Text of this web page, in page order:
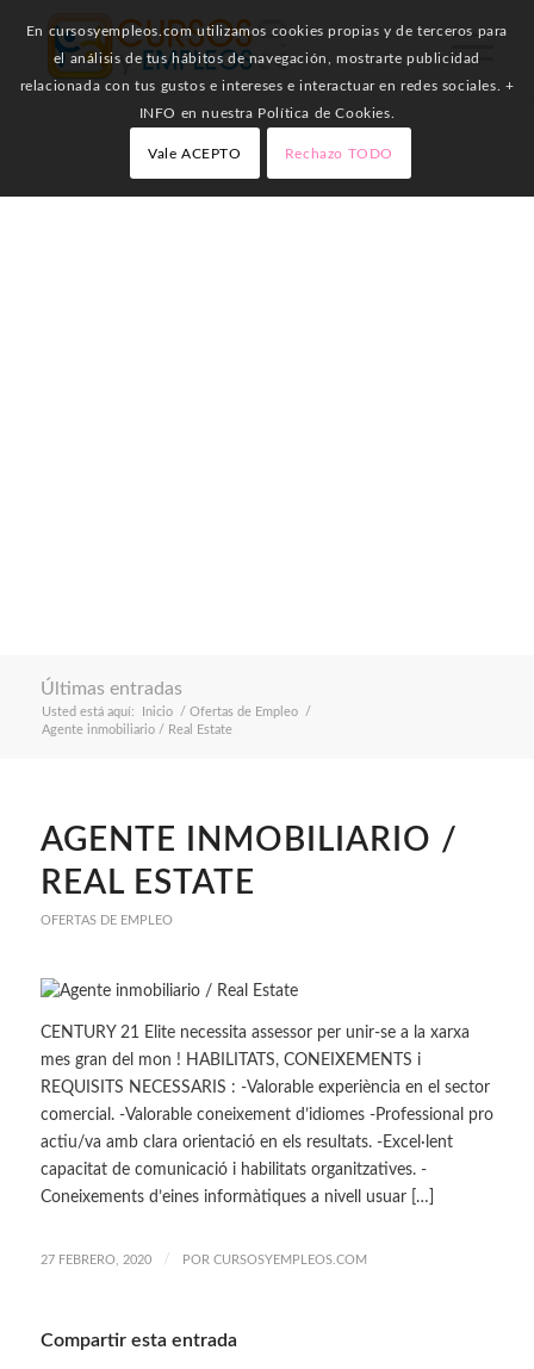
Últimas entradas
Usted está aquí: Inicio / Ofertas de Empleo
/
Agente inmobiliario / Real Estate
AGENTE INMOBILIARIO /
REAL ESTATE
OFERTAS DE EMPLEO
CENTURY 21 Elite necessita assessor per unir-se a la xarxa
mes gran del mon ! HABILITATS, CONEIXEMENTS i
REQUISITS NECESSARIS : -Valorable experiència en el sector
comercial. -Valorable coneixement d’idiomes -Professional pro
actiu/va amb clara orientació en els resultats. -Excel·lent
capacitat de comunicació i habilitats organitzatives. -
Coneixements d’eines informàtiques a nivell usuar […]
27 FEBRERO, 2020 / POR CURSOSYEMPLEOS.COM
Compartir esta entrada
En cursosyempleos.com utilizamos cookies propias y de terceros para
el análisis de tus hábitos de navegación, mostrarte publicidad
relacionada con tus gustos e intereses e interactuar en redes sociales. +
INFO en nuestra Política de Cookies.
Vale ACEPTO Rechazo TODO